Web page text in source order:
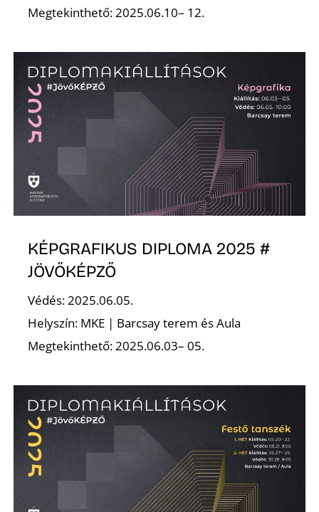
Megtekinthető: 2025.06.10– 12.
KÉPGRAFIKUS DIPLOMA 2025 #
JÖVŐKÉPZŐ
Védés: 2025.06.05.
Helyszín: MKE | Barcsay terem és Aula
Megtekinthető: 2025.06.03– 05.